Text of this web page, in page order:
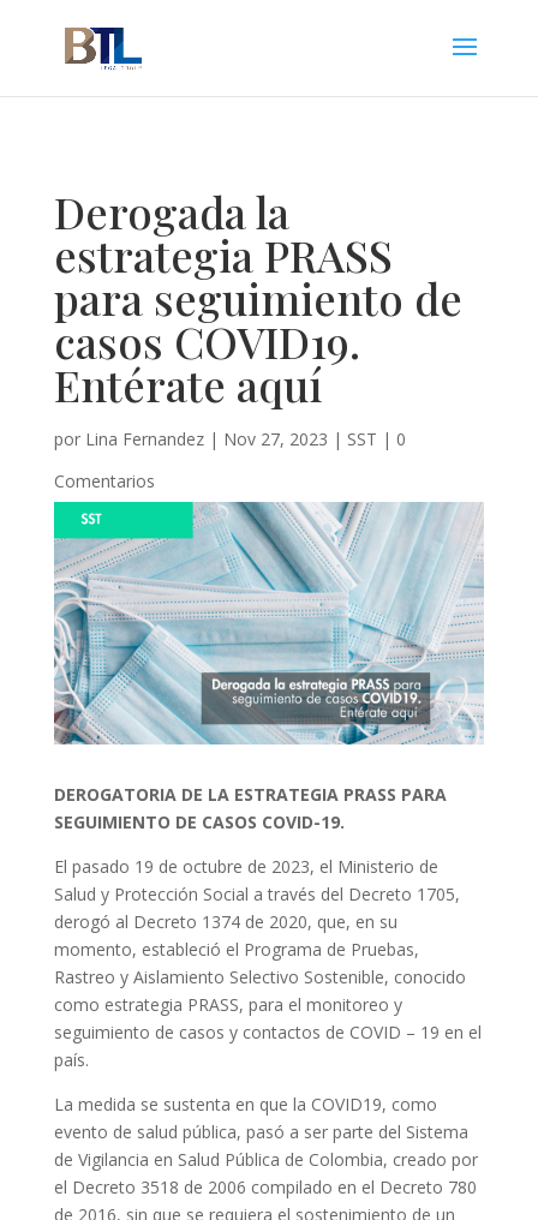
Derogada la
estrategia PRASS
para seguimiento de
casos COVID19.
Entérate aquí
por Lina Fernandez| Nov 27, 2023 | SST | 0
Comentarios
DEROGATORIA DE LA ESTRATEGIA PRASS PARA
SEGUIMIENTO DE CASOS COVID-19.
El pasado 19 de octubre de 2023, el Ministerio de
Salud y Protección Social a través del Decreto 1705,
derogó al Decreto 1374 de 2020, que, en su
momento, estableció el Programa de Pruebas,
Rastreo y Aislamiento Selectivo Sostenible, conocido
como estrategia PRASS, para el monitoreo y
seguimiento de casos y contactos de COVID – 19 en el
país.
La medida se sustenta en que la COVID19, como
evento de salud pública, pasó a ser parte del Sistema
de Vigilancia en Salud Pública de Colombia, creado por
el Decreto 3518 de 2006 compilado en el Decreto 780
de 2016, sin que se requiera el sostenimiento de un